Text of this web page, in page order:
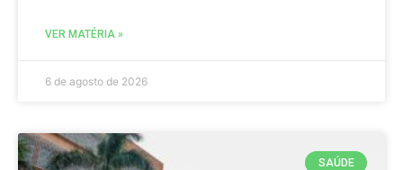
VER MATÉRIA »
6 de agosto de 2026
SAÚDE